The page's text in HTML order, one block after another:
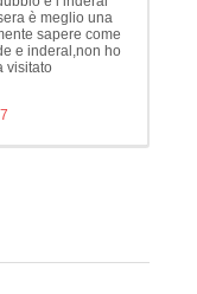
è meglio una
sapere come
e inderal,non ho
visitato